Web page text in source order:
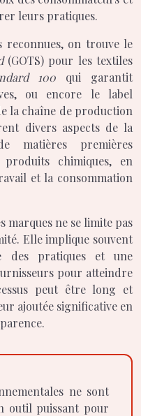
leurs pratiques.
reconnues, on trouve le
(GOTS) pour les textiles
100 qui garantit
ou encore le label
la chaîne de production
divers aspects de la
matières premières
chimiques, en
et la consommation
marques ne se limite pas
Elle implique souvent
des pratiques et une
pour atteindre
peut être long et
ajoutée significative en
outil puissant pour